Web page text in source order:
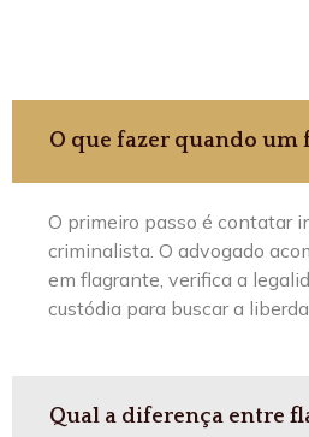
O que fazer quando um
O primeiro passo é contatar
criminalista. O advogado
em flagrante, verifica a
custódia para buscar a
Qual a diferença entre